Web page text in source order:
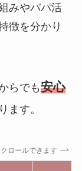
みやパパ活
徴を分かり
らでも安心
ます。
クロールできます